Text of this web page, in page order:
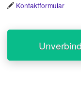
Kontaktformular